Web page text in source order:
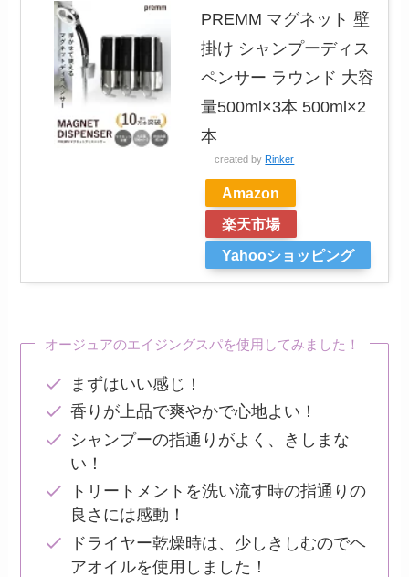
PREMM マグネット 壁
掛け シャンプーディス
ペンサー ラウンド 大容
量500ml×3本 500ml×2
本
created by Rinker
Amazon
楽天市場
Yahooショッピング
オージュアのエイジングスパを使用してみました！
まずはいい感じ！
香りが上品で爽やかで心地よい！
シャンプーの指通りがよく、きしまな
い！
トリートメントを洗い流す時の指通りの
良さには感動！
ドライヤー乾燥時は、少しきしむのでヘ
アオイルを使用しました！